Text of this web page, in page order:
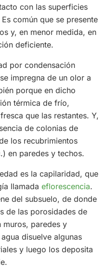
con las superficies
común que se presente
y, en menor medida, en
deficiente.
por condensación
impregna de un olor a
porque en dicho
térmica de frío,
que las restantes. Y,
de colonias de
los recubrimientos
en paredes y techos.
es la capilaridad, que
llamada eflorescencia.
del subsuelo, de donde
de las porosidades de
muros, paredes y
disuelve algunas
y luego los deposita